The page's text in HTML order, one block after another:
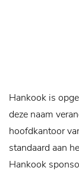
Hankook is
deze naam
hoofdkantoor
standaard aan
Hankook